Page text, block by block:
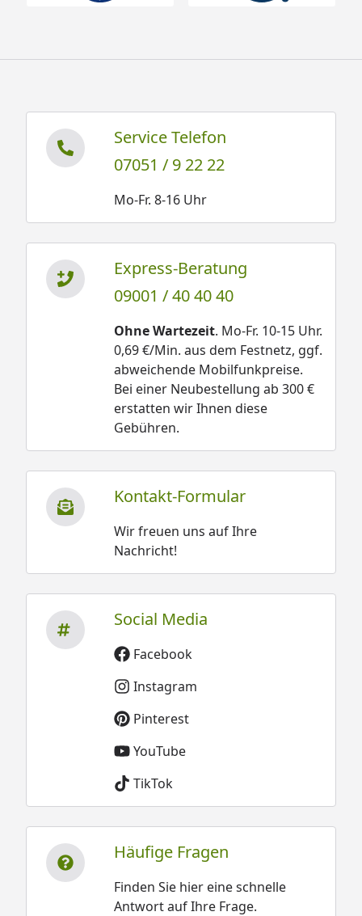
Service Telefon
07051 / 9 22 22
Mo-Fr. 8-16 Uhr
Express-Beratung
09001 / 40 40 40
Ohne Wartezeit. Mo-Fr. 10-15 Uhr.
0,69 €/Min. aus dem Festnetz, ggf.
abweichende Mobilfunkpreise.
Bei einer Neubestellung ab 300 €
erstatten wir Ihnen diese
Gebühren.
Kontakt-Formular
Wir freuen uns auf Ihre
Nachricht!
Social Media
Facebook
Instagram
Pinterest
YouTube
TikTok
Häufige Fragen
Finden Sie hier eine schnelle
Antwort auf Ihre Frage.